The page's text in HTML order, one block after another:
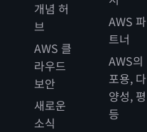
개념 허
브
AWS 클
라우드
보안
새로운
소식
AWS 파
트너
AWS의
포용, 다
양성, 평
등